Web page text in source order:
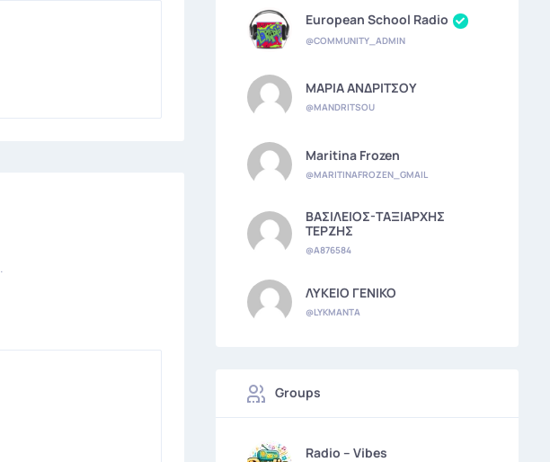
European School Radio
@COMMUNITY_ADMIN
ΜΑΡΙΑ ΑΝΔΡΙΤΣΟΥ
@MANDRITSOU
Maritina Frozen
@MARITINAFROZEN_GMAIL
ΒΑΣΙΛΕΙΟΣ-ΤΑΞΙΑΡΧΗΣ
ΤΕΡΖΗΣ
@A876584
ΛΥΚΕΙΟ ΓΕΝΙΚΟ
@LYKMANTA
Groups
Radio – Vibes